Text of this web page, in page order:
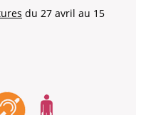
du 27 avril au 15